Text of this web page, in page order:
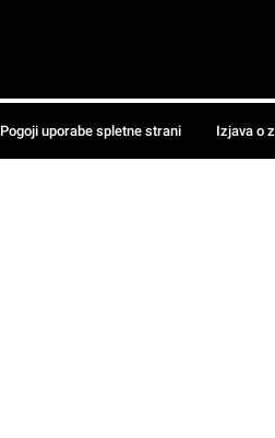
Pogoji uporabe spletne strani Izjava o